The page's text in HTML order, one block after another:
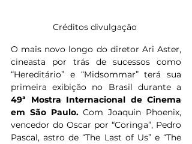
Créditos divulgação
O mais novo longo do diretor Ari Aster,
cineasta por trás de sucessos como
“Hereditário” e “Midsommar” terá sua
49ª Mostra Internacional de Cinema
em São Paulo. Com Joaquin Phoenix,
vencedor do Oscar por “Coringa”, Pedro
Pascal, astro de “The Last of Us” e “The